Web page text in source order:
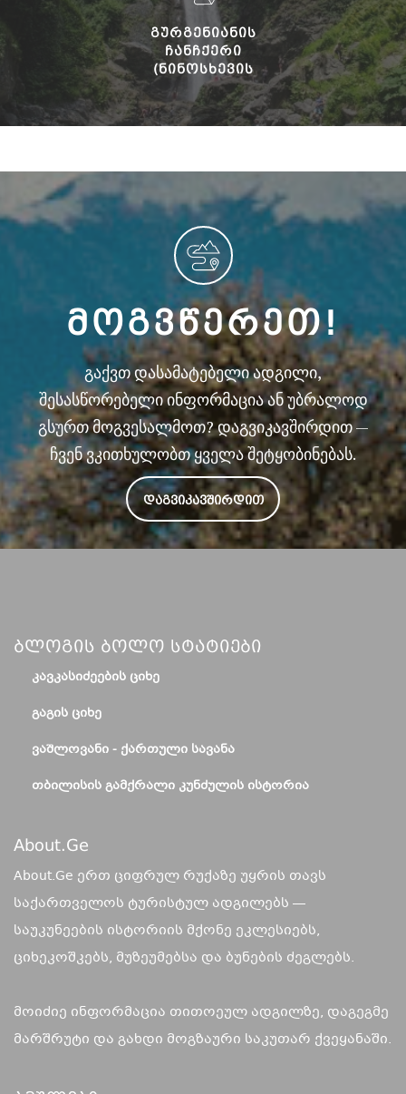
ᲒᲣᲠᲒᲔᲜᲘᲐᲜᲘᲡ
ᲩᲐᲜᲩᲥᲔᲠᲘ
(ᲜᲘᲜᲝᲡᲮᲔᲕᲘᲡ
ᲩᲐᲜᲩᲥᲔᲠᲘ)
ᲛᲝᲒᲕᲬᲔᲠᲔᲗ!
გაქვთ დასამატებელი ადგილი,
შესასწორებელი ინფორმაცია ან უბრალოდ
გსურთ მოგვესალმოთ? დაგვიკავშირდით —
ჩვენ ვკითხულობთ ყველა შეტყობინებას.
ᲓᲐᲒᲕᲘᲙᲐᲕᲨᲘᲠᲓᲘᲗ
Ბლოგის Ბოლო Სტატიები
ᲙᲐᲕᲙᲐᲡᲘᲫᲔᲔᲑᲘᲡ ᲪᲘᲮᲔ
ᲒᲐᲒᲘᲡ ᲪᲘᲮᲔ
ᲕᲐᲨᲚᲝᲕᲐᲜᲘ - ᲥᲐᲠᲗᲣᲚᲘ ᲡᲐᲕᲐᲜᲐ
ᲗᲑᲘᲚᲘᲡᲘᲡ ᲒᲐᲛᲥᲠᲐᲚᲘ ᲙᲣᲜᲫᲣᲚᲘᲡ ᲘᲡᲢᲝᲠᲘᲐ
About.ge
About.Ge ერთ ციფრულ რუქაზე უყრის თავს
საქართველოს ტურისტულ ადგილებს —
საუკუნეების ისტორიის მქონე ეკლესიებს,
ციხეკოშკებს, მუზეუმებსა და ბუნების ძეგლებს.
მოიძიე ინფორმაცია თითოეულ ადგილზე, დაგეგმე
მარშრუტი და გახდი მოგზაური საკუთარ ქვეყანაში.